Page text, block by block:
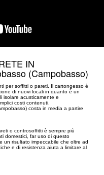
IN
(Campobasso)
per soffitti o pareti. Il cartongesso è
di nuovi locali in quanto è un
isolare acusticamente e
costi contenuti.
costa in media a partire
o controsoffitti è sempre più
domestici, far uso di questo
un risultato impeccabile che oltre ad
e di resistenza aiuta a limitare al